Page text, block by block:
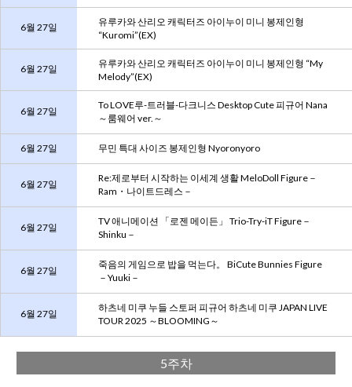
6월 27일
유루카와 산리오 캐릭터즈 아이누이 미니 봉제인형
“Kuromi”(EX)
6월 27일
유루카와 산리오 캐릭터즈 아이누이 미니 봉제인형 “My
Melody”(EX)
6월 27일
To LOVE루-트러블-다크니스 Desktop Cute 피규어 Nana
～룸웨어 ver.～
6월 27일 무민 특대 사이즈 봉제인형 Nyoronyoro
6월 27일
Re:제로부터 시작하는 이세계 생활 MeloDoll Figure－
Ram・나이트드레스－
6월 27일
TV 애니메이션 「로젠 메이든」 Trio-Try-iT Figure－
Shinku－
6월 27일
죽음의 게임으로 밥을 먹는다。 BiCute Bunnies Figure
－Yuuki－
6월 27일
하츠네 미쿠 누들 스토퍼 피규어 하츠네 미쿠 JAPAN LIVE
TOUR 2025 ～BLOOMING～
5주차